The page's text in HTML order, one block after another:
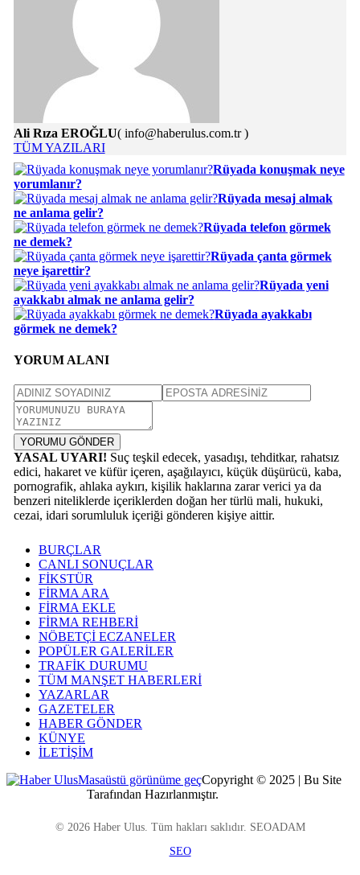
Ali Rıza EROĞLU( info@haberulus.com.tr )
TÜM YAZILARI
Rüyada konuşmak neye
yorumlanır?
Rüyada mesaj almak
ne anlama gelir?
Rüyada telefon görmek
ne demek?
Rüyada çanta görmek
neye işarettir?
Rüyada yeni
ayakkabı almak ne anlama gelir?
Rüyada ayakkabı
görmek ne demek?
YORUM ALANI
YORUMU GÖNDER
YASAL UYARI! Suç teşkil edecek, yasadışı, tehditkar, rahatsız
edici, hakaret ve küfür içeren, aşağılayıcı, küçük düşürücü, kaba,
pornografik, ahlaka aykırı, kişilik haklarına zarar verici ya da
benzeri niteliklerde içeriklerden doğan her türlü mali, hukuki,
cezai, idari sorumluluk içeriği gönderen kişiye aittir.
BURÇLAR
CANLI SONUÇLAR
FİKSTÜR
FİRMA ARA
FİRMA EKLE
FİRMA REHBERİ
NÖBETÇİ ECZANELER
POPÜLER GALERİLER
TRAFİK DURUMU
TÜM MANŞET HABERLERİ
YAZARLAR
GAZETELER
HABER GÖNDER
KÜNYE
İLETİŞİM
Masaüstü görünüme geçCopyright © 2025 | Bu Site
Tarafından Hazırlanmıştır.
© 2026 Haber Ulus. Tüm hakları saklıdır. SEOADAM
SEO